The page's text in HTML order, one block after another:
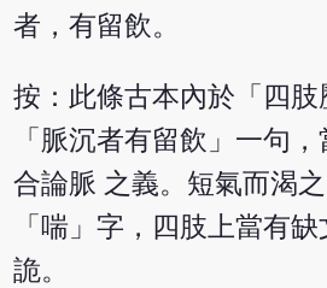
者，有留飲。
按：此條古本內於「四
「脈沉者有留飲」一句
合論脈 之義。短氣而渴
「喘」字，四肢上當有
詭。